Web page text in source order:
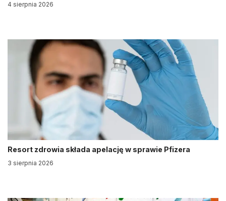
4 sierpnia 2026
Resort zdrowia składa apelację w sprawie Pfizera
3 sierpnia 2026